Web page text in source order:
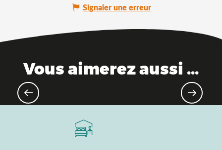
Signaler une erreur
Vous aimerez aussi ...